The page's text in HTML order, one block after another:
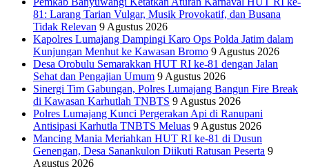
81: Larang Tarian Vulgar, Musik Provokatif, dan Busana
Tidak Relevan 9 Agustus 2026
Kapolres Lumajang Dampingi Karo Ops Polda Jatim dalam
Kunjungan Menhut ke Kawasan Bromo 9 Agustus 2026
‎Desa Orobulu Semarakkan HUT RI ke-81 dengan Jalan
Sehat dan Pengajian Umum 9 Agustus 2026
Sinergi Tim Gabungan, Polres Lumajang Bangun Fire Break
di Kawasan Karhutlah TNBTS 9 Agustus 2026
Polres Lumajang Kunci Pergerakan Api di Ranupani
Antisipasi Karhutla TNBTS Meluas 9 Agustus 2026
Mancing Mania Meriahkan HUT RI ke-81 di Dusun
Genengan, Desa Sanankulon Diikuti Ratusan Peserta 9
Agustus 2026